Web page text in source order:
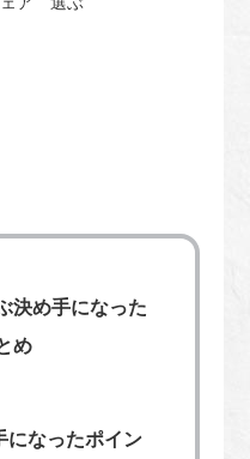
決め手になった
め
になったポイン